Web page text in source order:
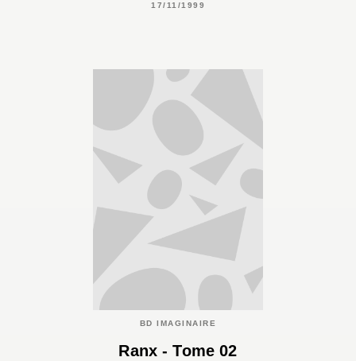
17/11/1999
BD IMAGINAIRE
Ranx - Tome 02